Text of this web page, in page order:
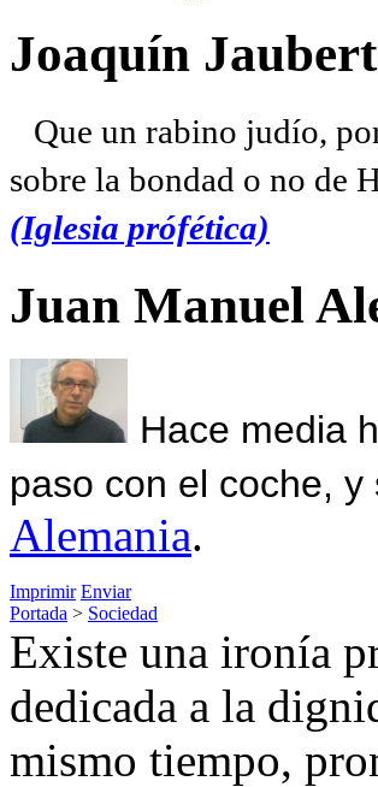
Joaquín
Que un rabino judío,
sobre la bondad o no de
(Iglesia prófética)
Juan Manuel
Hace media
paso con el coche,
Alemania.
Imprimir Enviar
Portada > Sociedad
Existe una ironía
dedicada a la
mismo tiempo,